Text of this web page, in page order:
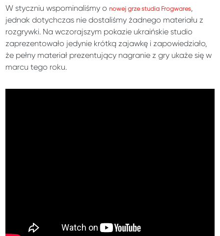
W styczniuwspominaliśmy o nowej grze studia Frogwares,
jednak dotychczas nie dostaliśmy żadnego materiału z
rozgrywki. Na wczorajszym pokazie ukraińskie studio
zaprezentowało jedynie krótką zajawkę i zapowiedziało,
że pełny materiał prezentujący nagranie z gry ukaże się w
marcu tego roku.